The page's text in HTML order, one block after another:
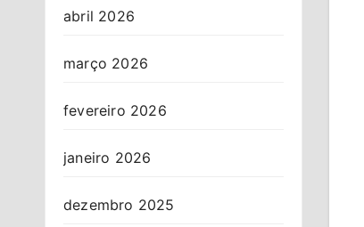
abril 2026
março 2026
fevereiro 2026
janeiro 2026
dezembro 2025